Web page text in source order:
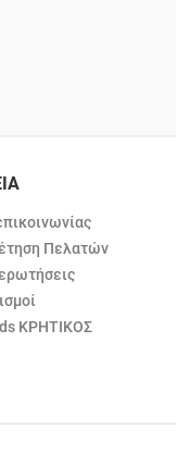
Πελατών
ΚΡΗΤΙΚΟΣ